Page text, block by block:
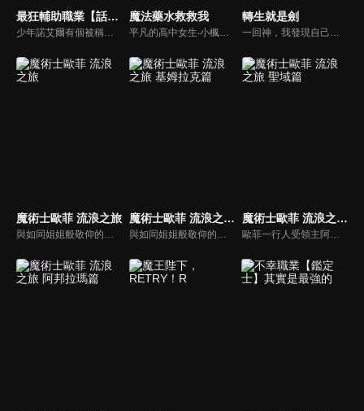
最狂輔助職業【話術士】世界最強戰團聽我號令
少年諾艾爾有個被稱作不滅惡鬼的英雄祖父。他崇拜祖父，立志成為最強探索者，然而他的職能卻是被評為最弱的支援職「話術士」。諾艾爾繼承祖父的遺志，透過非比尋常的努力，獲得與探索者相符的力量。然而，依舊無法彌補天生才能造成的差距──但他那無與倫比的才智開花結果，讓他找到了通往最強的道路。那就是尋找夥伴，創建最強的組織，並率領這個組織──思索策略，玩弄敵人，率領夥伴，往遙遠的高峰前進。最狂的「話術士」將不擇手段開闢通往最強的道路。
魔法藥水救救我
平凡的高中女生‧小楓，在一條陌生的小巷裡醒了過來。那裡是個有著獸人、精靈與龍的不可思議異世界。小楓注意到自己背的背包裡，多了一本前所未見的書。那本書只要唸出「生成」，就能製作出魔法藥水，真是不可思議！對於被拋到異世界的小楓而言，這些生成的魔法藥水成了維繫生活的依靠。
轉生就是劍
一回神，我發現自己已經轉生至異世界了。不是作為普通人類，而是一把劍。再往周圍環顧，原來這裡是個魔物猖獗，險象環生的草原地帶。覺得性命受到威脅的主角，運用讓自己身體飄浮的能力，逐步獵殺魔物。就在這時，主角為了休息而插進地面的瞬間，能力居然破功，動彈不得。
魔術士歐菲 流浪之旅
與如同姐姐般敬仰的《天魔之魔女》阿莎莉以及其他夥伴，一同來到魔術士培養機關《牙之塔》進行修行的奇利男謝洛。在那天，他看見了阿莎莉化身為龍形怪物。於是，為了拯救能改變命運之劍並尋找失蹤的她，奇利男謝洛改名為歐菲，走出《牙之塔》並開始了冒險旅程。自那之後過了五年歐菲終於與阿莎莉再會。
魔術士歐菲 流浪之旅 基姆拉克篇
與如同姐姐般敬仰的《天魔之魔女》阿莎莉以及其他夥伴，一同來到魔術士培養機關《牙之塔》進行修行的奇利男謝洛。在那天，他看見了阿莎莉化身為龍形怪物。於是，為了拯救能改變命運之劍並尋找失蹤的她，奇利男謝洛改名為歐菲，走出《牙之塔》並開始了冒險旅程。自那之後過了五年歐菲終於與阿莎莉再會。
魔術士歐菲 流浪之旅 聖域篇
歐菲一行人受領主阿爾瑪蓋斯特邀請來到了「最近之域」。「最近之域」為了守住人類族，打算攻進龍族的「聖域」。但是貴族聯盟旗下的魔術士組織「十三使徒」，卻將兩者都視為危險而打算消滅。大陸的滅亡逐漸逼近。為了阻止滅亡，阿莎莉將所有相關人士聚集到了「聖域」。